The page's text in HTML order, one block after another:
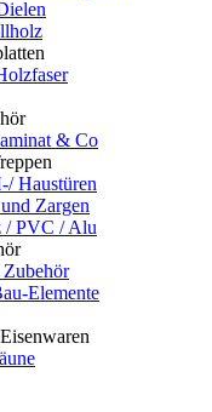
& Co
Haustüren
Zargen
/ PVC / Alu
Zubehör
Elemente